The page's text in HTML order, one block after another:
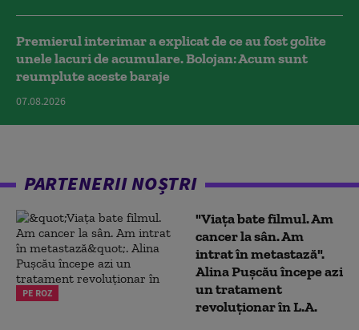
Premierul interimar a explicat de ce au fost golite
unele lacuri de acumulare. Bolojan: Acum sunt
reumplute aceste baraje
07.08.2026
PARTENERII NOȘTRI
PE ROZ
"Viața bate filmul. Am
cancer la sân. Am
intrat în metastază".
Alina Pușcău începe azi
un tratament
revoluționar în L.A.